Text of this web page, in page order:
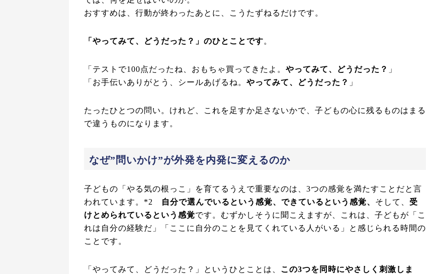
おすすめは、行動が終わったあとに、こうたずねるだけです。
「やってみて、どうだった？」のひとことです。
「テストで100点だったね、おもちゃ買ってきたよ。 やってみて、どうだった？ 」
「お手伝いありがとう、シールあげるね。 やってみて、どうだった？ 」
たったひとつの問い。けれど、これを足すか足さないかで、子どもの心に残るものはまる
で違うものになります。
なぜ”問いかけ”が外発を内発に変えるのか
子どもの「やる気の根っこ」を育てるうえで重要なのは、3つの感覚を満たすことだと言
われています。*2
自分で選んでいるという感覚、できているという感覚、 そして、 受
けとめられているという感覚です。むずかしそうに聞こえますが、これは、子どもが「こ
れは自分の経験だ」「ここに自分のことを見てくれている人がいる」と感じられる時間の
ことです。
「やってみて、どうだった？」というひとことは、 この3つを同時にやさしく刺激しま